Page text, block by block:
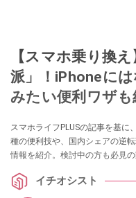
【スマホ乗り換
派」！iPhoneに
みたい便利ワザも
スマホライフPLUSの記事を基
種の便利技や、国内シェアの逆
情報を紹介。検討中の方も必見の
イチオシスト